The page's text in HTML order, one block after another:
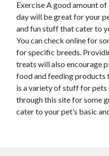
Exercise A good amount
day will be great for your
and fun stuff that cater to
You can check online for
for specific breeds.
treats will also encourage
food and feeding products
is a variety of stuff for
through this site for some
cater to your pet’s basic